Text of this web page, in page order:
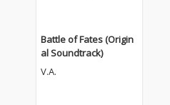
Battle of Fates (Origin
al Soundtrack)
V.A.